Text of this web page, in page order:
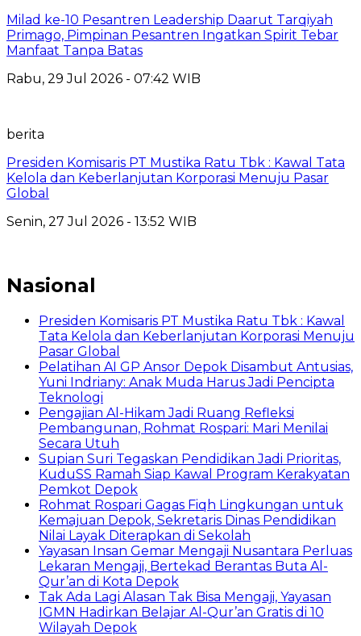
Milad ke-10 Pesantren Leadership Daarut Tarqiyah
Primago, Pimpinan Pesantren Ingatkan Spirit Tebar
Manfaat Tanpa Batas
Rabu, 29 Jul 2026 - 07:42 WIB
berita
Presiden Komisaris PT Mustika Ratu Tbk : Kawal Tata
Kelola dan Keberlanjutan Korporasi Menuju Pasar
Global
Senin, 27 Jul 2026 - 13:52 WIB
Nasional
Presiden Komisaris PT Mustika Ratu Tbk : Kawal
Tata Kelola dan Keberlanjutan Korporasi Menuju
Pasar Global
Pelatihan AI GP Ansor Depok Disambut Antusias,
Yuni Indriany: Anak Muda Harus Jadi Pencipta
Teknologi
Pengajian Al-Hikam Jadi Ruang Refleksi
Pembangunan, Rohmat Rospari: Mari Menilai
Secara Utuh
Supian Suri Tegaskan Pendidikan Jadi Prioritas,
KuduSS Ramah Siap Kawal Program Kerakyatan
Pemkot Depok
Rohmat Rospari Gagas Fiqh Lingkungan untuk
Kemajuan Depok, Sekretaris Dinas Pendidikan
Nilai Layak Diterapkan di Sekolah
Yayasan Insan Gemar Mengaji Nusantara Perluas
Lekaran Mengaji, Bertekad Berantas Buta Al-
Qur’an di Kota Depok
Tak Ada Lagi Alasan Tak Bisa Mengaji, Yayasan
IGMN Hadirkan Belajar Al-Qur’an Gratis di 10
Wilayah Depok